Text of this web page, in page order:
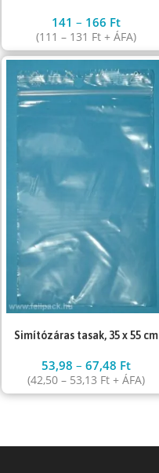
141– 166 Ft
(111– 131 Ft + ÁFA)
Simítózáras tasak, 35 x 55 cm
53,98–67,48 Ft
(42,50– 53,13 Ft + ÁFA)